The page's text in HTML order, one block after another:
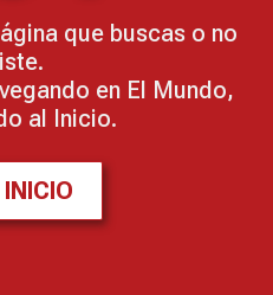
que buscas o no
en El Mundo,
al Inicio.